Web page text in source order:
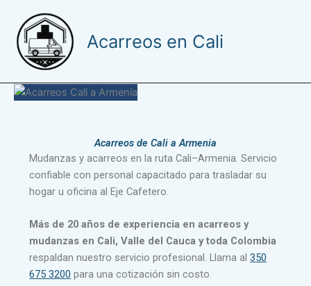
contenido
Acarreos en Cali
Acarreos de Cali a Armenia
Mudanzas y acarreos en la ruta Cali–Armenia. Servicio
confiable con personal capacitado para trasladar su
hogar u oficina al Eje Cafetero.
Más de 20 años de experiencia en acarreos y
mudanzas en Cali, Valle del Cauca y toda Colombia
respaldan nuestro servicio profesional. Llama al350
675 3200 para una cotización sin costo.